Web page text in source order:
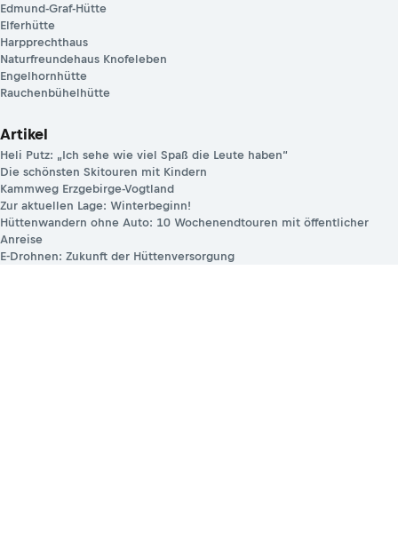
Edmund-Graf-Hütte
Elferhütte
Harpprechthaus
Naturfreundehaus Knofeleben
Engelhornhütte
Rauchenbühelhütte
Artikel
Heli Putz: „Ich sehe wie viel Spaß die Leute haben“
Die schönsten Skitouren mit Kindern
Kammweg Erzgebirge-Vogtland
Zur aktuellen Lage: Winterbeginn!
Hüttenwandern ohne Auto: 10 Wochenendtouren mit öffentlicher
Anreise
E-Drohnen: Zukunft der Hüttenversorgung